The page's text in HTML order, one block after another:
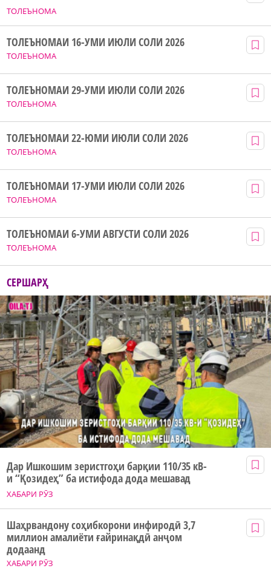
ТОЛЕЪНОМА
ТОЛЕЪНОМА
ТОЛЕЪНОМАИ 16-УМИ ИЮЛИ СОЛИ 2026
ТОЛЕЪНОМА
ТОЛЕЪНОМАИ 29-УМИ ИЮЛИ СОЛИ 2026
ТОЛЕЪНОМА
ТОЛЕЪНОМАИ 22-ЮМИ ИЮЛИ СОЛИ 2026
ТОЛЕЪНОМА
ТОЛЕЪНОМАИ 17-УМИ ИЮЛИ СОЛИ 2026
ТОЛЕЪНОМА
ТОЛЕЪНОМАИ 6-УМИ АВГУСТИ СОЛИ 2026
СЕРШАРҲ
ХАБАРИ РӮЗ
Дар Ишкошим зеристгоҳи барқии 110/35 кВ-
и “Қозидеҳ” ба истифода дода мешавад
ХАБАРИ РӮЗ
Шаҳрвандону соҳибкорони инфиродӣ 3,7
миллион амалиёти ғайринақдӣ анҷом
додаанд